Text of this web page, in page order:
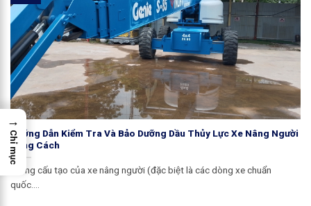
Hướng Dẫn Kiểm Tra Và Bảo Dưỡng Dầu Thủy Lực Xe Nâng Người
Đúng Cách
Trong cấu tạo của xe nâng người (đặc biệt là các dòng xe chuẩn
quốc....
→
Chỉ mục